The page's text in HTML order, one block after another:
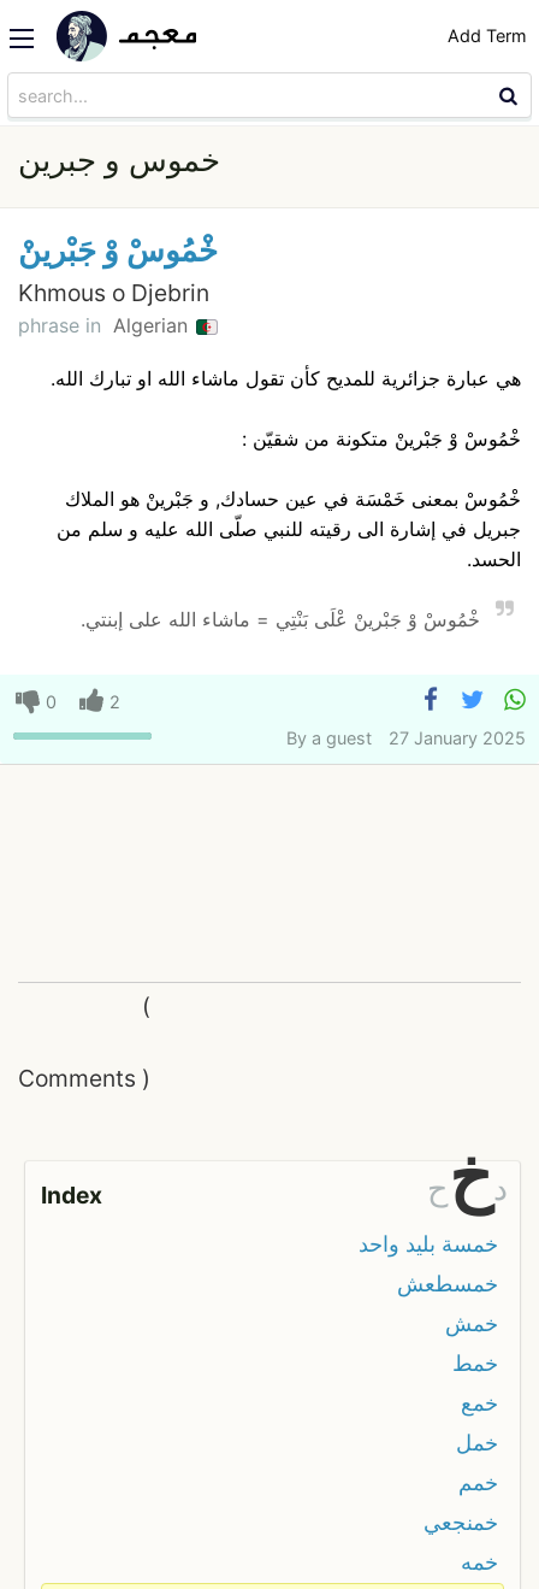
Add Term
خموس و جبرين
خْمُوسْ وْ جَبْرينْ
Khmous o Djebrin
phrase in Algerian
هي عبارة جزائرية للمديح كأن تقول ماشاء الله او تبارك الله.
خْمُوسْ وْ جَبْرينْ متكونة من شقيّن :
خْمُوسْ بمعنى خَمْسَة في عين حسادك, و جَبْرينْ هو الملاك
جبريل في إشارة الى رقيته للنبي صلّى الله عليه و سلم من
الحسد.
خْمُوسْ وْ جَبْرينْ عْلَى بَنْتِي = ماشاء الله على إبنتي.
0
2
By a guest 27 January 2025
Comments
(
)
Index ح خد
خمسة بليد واحد
خمسطعش
خمش
خمط
خمع
خمل
خمم
خمنجعي
خمه